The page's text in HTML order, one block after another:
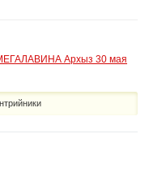
Архыз 30 мая